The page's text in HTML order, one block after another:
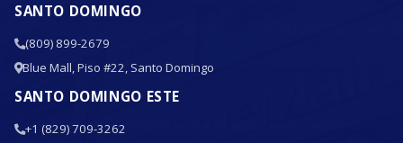
SANTO DOMINGO
(809) 899-2679
Blue Mall, Piso #22, Santo Domingo
SANTO DOMINGO ESTE
+1 (829) 709-3262